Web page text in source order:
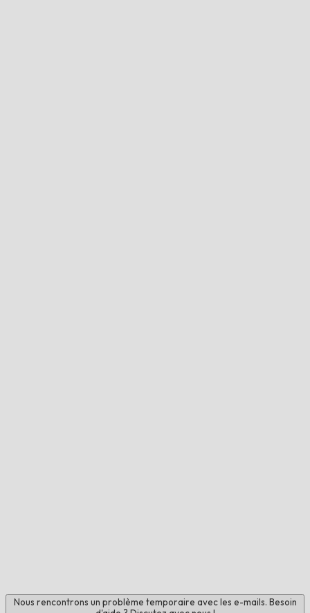
Nous rencontrons un problème temporaire avec les e-mails. Besoin